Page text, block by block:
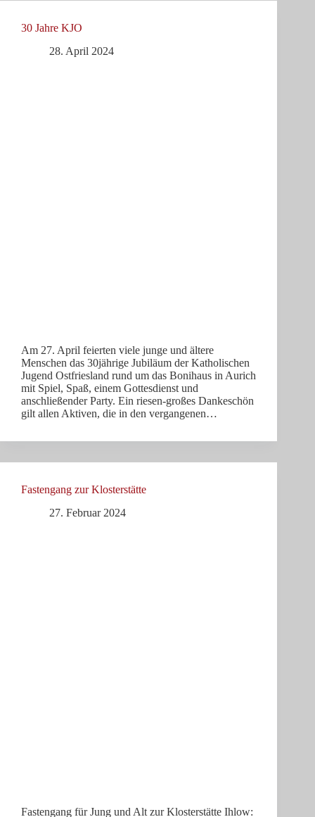
30 Jahre KJO
28. April 2024
Am 27. April feierten viele junge und ältere
Menschen das 30jährige Jubiläum der Katholischen
Jugend Ostfriesland rund um das Bonihaus in Aurich
mit Spiel, Spaß, einem Gottesdienst und
anschließender Party. Ein riesen-großes Dankeschön
gilt allen Aktiven, die in den vergangenen…
Fastengang zur Klosterstätte
27. Februar 2024
Fastengang für Jung und Alt zur Klosterstätte Ihlow: